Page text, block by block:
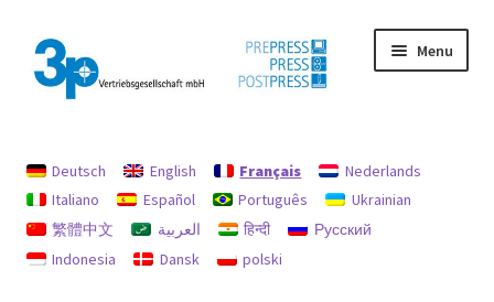
Aller
la
navigation
Aller
au
contenu
Menu
Chercher
imprimer
Deutsch English Français
Nederlands
Italiano
Español Português
Ukrainian
繁體中文
العربية हिन्दी
Русский
Indonesia
Dansk polski